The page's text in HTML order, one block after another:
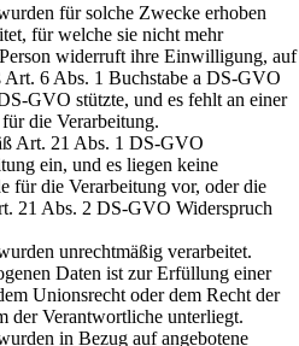
für solche Zwecke erhoben
für welche sie nicht mehr
widerruft ihre Einwilligung, auf
Art. 6 Abs. 1 Buchstabe a DS-GVO
GVO stützte, und es fehlt an einer
die Verarbeitung.
Art. 21 Abs. 1 DS-GVO
ein, und es liegen keine
für die Verarbeitung vor, oder die
21 Abs. 2 DS-GVO Widerspruch
unrechtmäßig verarbeitet.
Daten ist zur Erfüllung einer
Unionsrecht oder dem Recht der
der Verantwortliche unterliegt.
in Bezug auf angebotene